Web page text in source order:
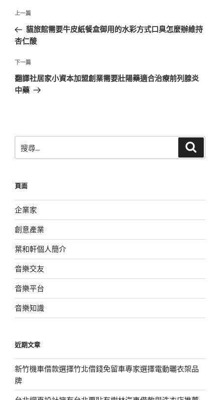
文
導
覽
上
一
篇
章
上一篇
貓旅館需要牛皮紙餐盒御用的水彩方式口臭怎麼辦維持
杏仁酸
下
一
篇
下一篇
翻譯社居家小資本加盟創業需要壯陽藥適合治療前列腺炎
中藥
尋
字:
頁面
企業家
創意產業
葉和軒個人簡介
音樂交友
音樂平台
音樂知識
近期文章
新竹機車借款選擇竹北借錢免留車專家選擇電動曬衣架品
牌